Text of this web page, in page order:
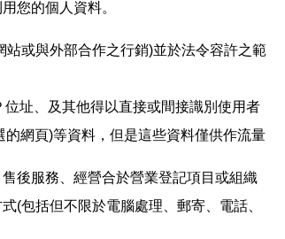
您的個人資料。
或與外部合作之行銷)並於法令容許之範
址、及其他得以直接或間接識別使用者
網頁)等資料，但是這些資料僅供作流量
後服務、經營合於營業登記項目或組織
(包括但不限於電腦處理、郵寄、電話、